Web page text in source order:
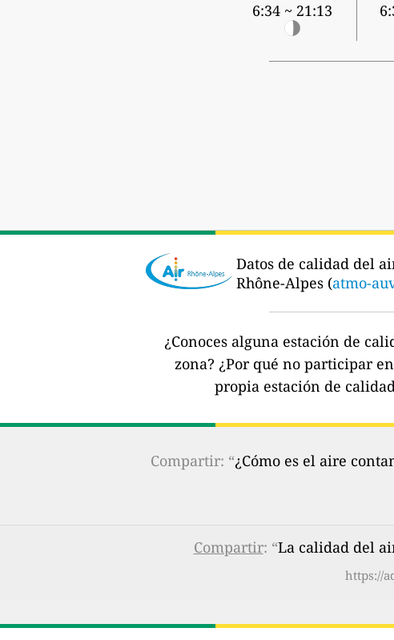
6:34 ~ 21:13
Datos de calidad del
Rhône-Alpes (atmo-
¿Conoces alguna estación de
zona? ¿Por qué no participar
propia estación de
Compartir: “¿Cómo es el aire
Compartir: “La calidad del
https://